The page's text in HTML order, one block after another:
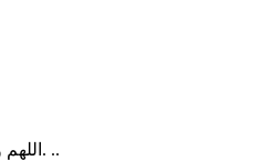
اللهم وفق وارزق من قراءها ونشرها. ..